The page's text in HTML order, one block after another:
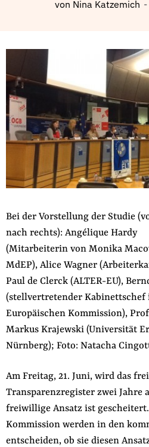
Testamentsspende
Presse
Newsletter
Appelle unterzeichnen
Kontakt
Impressum
auf
der
Website
FacebookMastodon
Bluesky
von Nina Katzemich
Bei der Vorstellung der Studie
nach rechts): Angélique Hardy
(Mitarbeiterin von Monika
MdEP), Alice Wagner
Paul de Clerck (ALTER-EU),
(stellvertretender Kabinettschef
Europäischen Kommission),
Markus Krajewski (Universität
Nürnberg); Foto: Natacha
Am Freitag, 21. Juni, wird das
Transparenzregister zwei Jahre
freiwillige Ansatz ist
Kommission werden in den
entscheiden, ob sie diesen